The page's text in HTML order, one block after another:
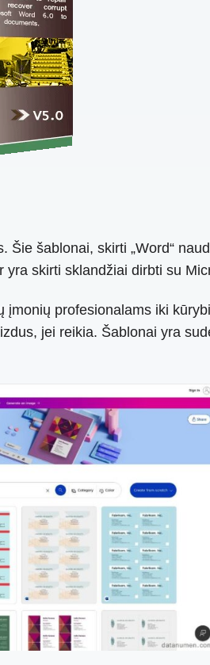
Šie šablonai, skirti „Word“
skirti sklandžiai dirbti su
profesionalams iki
​​​​jei reikia. Šablonai yra